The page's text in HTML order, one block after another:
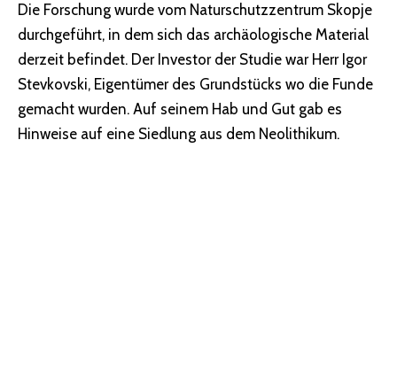
Die Forschung wurde vom Naturschutzzentrum Skopje
durchgeführt, in dem sich das archäologische Material
derzeit befindet. Der Investor der Studie war Herr Igor
Stevkovski, Eigentümer des Grundstücks wo die Funde
gemacht wurden. Auf seinem Hab und Gut gab es
Hinweise auf eine Siedlung aus dem Neolithikum.